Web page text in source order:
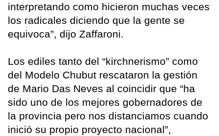
interpretando como hicieron muchas veces
los radicales diciendo que la gente se
equivoca”, dijo Zaffaroni.
Los ediles tanto del “kirchnerismo” como
del Modelo Chubut rescataron la gestión
de Mario Das Neves al coincidir que “ha
sido uno de los mejores gobernadores de
la provincia pero nos distanciamos cuando
inició su propio proyecto nacional”,